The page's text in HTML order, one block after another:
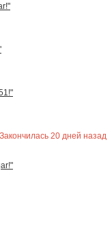
Закончилась 20 дней назад